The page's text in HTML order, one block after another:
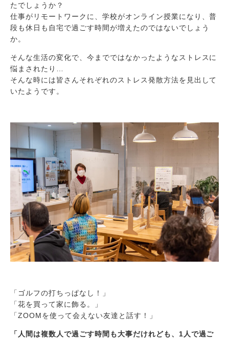
たでしょうか？
仕事がリモートワークに、学校がオンライン授業になり、普
段も休日も自宅で過ごす時間が増えたのではないでしょう
か。
そんな生活の変化で、今までではなかったようなストレスに
悩まされたり…
そんな時には皆さんそれぞれのストレス発散方法を見出して
いたようです。
「ゴルフの打ちっぱなし！」
「花を買って家に飾る。」
「ZOOMを使って会えない友達と話す！」
「人間は複数人で過ごす時間も大事だけれども、1人で過ご